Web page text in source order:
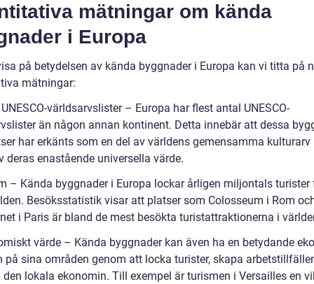
mätningar om kända
i Europa
på betydelsen av kända byggnader i Europa kan vi titta på
mätningar:
världsarvslister – Europa har flest antal UNESCO-
än någon annan kontinent. Detta innebär att dessa
har erkänts som en del av världens gemensamma kulturarv
deras enastående universella värde.
– Kända byggnader i Europa lockar årligen miljontals turister
Besöksstatistik visar att platser som Colosseum i Rom
i Paris är bland de mest besökta turistattraktionerna i
värde – Kända byggnader kan även ha en betydande
på sina områden genom att locka turister, skapa
lokala ekonomin. Till exempel är turismen i Versailles en